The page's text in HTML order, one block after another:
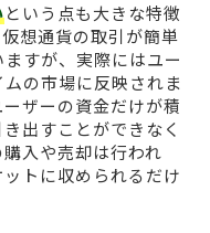
という点も大きな特徴
想通貨の取引が簡単
すが、実際にはユー
の市場に反映されま
ザーの資金だけが積
出すことができなく
入や売却は行われ
トに収められるだけ